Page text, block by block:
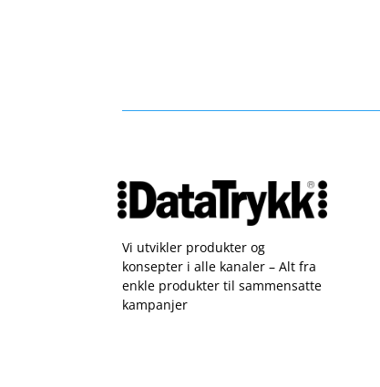
Vi utvikler produkter og
konsepter i alle kanaler – Alt fra
enkle produkter til sammensatte
kampanjer